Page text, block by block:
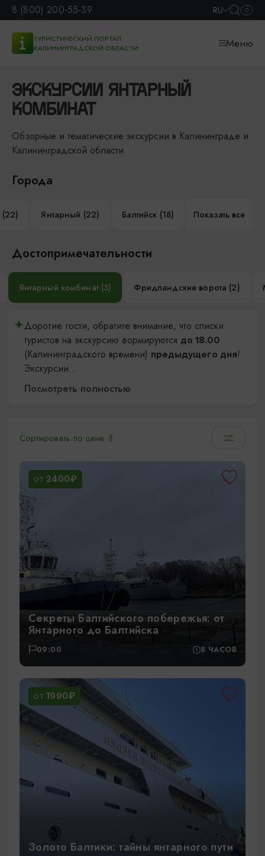
8 (800) 200-55-39 RU
ТУРИСТИЧЕСКИЙ ПОРТАЛ
КАЛИНИНГРАДСКОЙ ОБЛАСТИ
Меню
ЭКСКУРСИИ ЯНТАРНЫЙ
КОМБИНАТ
Обзорные и тематические экскурсии в Калининграде и
Калининградской области
Города
(22) Янтарный (22) Балтийск (18) Показать все
Достопримечательности
Янтарный комбинат (3) Фридландские ворота (2)
Дорогие гости, обратите внимание, что списки
туристов на экскурсию формируются до 18.00
(Калининградского времени) предыдущего дня!
Экскурсии...
Посмотреть полностью
Сортировать по цене
ОТ 2400₽
Секреты Балтийского побережья: от
Янтарного до Балтийска
09:00 8 ЧАСОВ
ОТ 1990₽
Золото Балтики: тайны янтарного пути